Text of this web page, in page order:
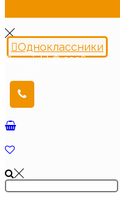
Одноклассники
Copyright © 2026